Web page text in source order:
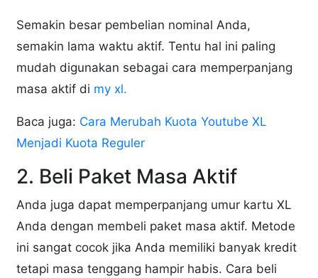
Semakin besar pembelian nominal Anda,
semakin lama waktu aktif. Tentu hal ini paling
mudah digunakan sebagai cara memperpanjang
masa aktif di my xl.
Baca juga: Cara Merubah Kuota Youtube XL
Menjadi Kuota Reguler
2. Beli Paket Masa Aktif
Anda juga dapat memperpanjang umur kartu XL
Anda dengan membeli paket masa aktif. Metode
ini sangat cocok jika Anda memiliki banyak kredit
tetapi masa tenggang hampir habis. Cara beli